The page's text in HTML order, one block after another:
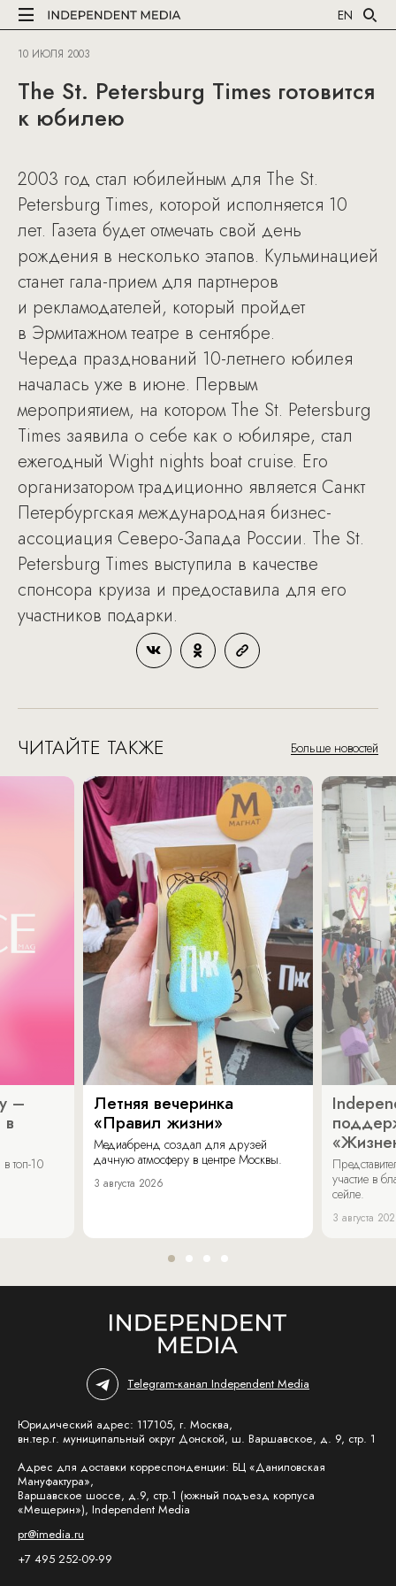
EN
10 ИЮЛЯ 2003
The St. Petersburg Times готовится
к юбилею
2003 год стал юбилейным для The St.
Petersburg Times, которой исполняется 10
лет. Газета будет отмечать свой день
рождения в несколько этапов. Кульминацией
станет гала-прием для партнеров
и рекламодателей, который пройдет
в Эрмитажном театре в сентябре.
Череда празднований 10-летнего юбилея
началась уже в июне. Первым
мероприятием, на котором The St. Petersburg
Times заявила о себе как о юбиляре, стал
ежегодный Wight nights boat cruise. Его
организатором традиционно является Санкт
Петербургская международная бизнес-
ассоциация Северо-Запада России. The St.
Petersburg Times выступила в качестве
спонсора круиза и предоставила для его
участников подарки.
ЧИТАЙТЕ ТАКЖЕ Больше новостей
–
топ-10
Летняя вечеринка
«Правил жизни»
Медиабренд создал для друзей
дачную атмосферу в центре Москвы.
3 августа 2026
участие в
сейле.
3 августа
Telegram-канал Independent Media
Юридический адрес: 117105, г. Москва,
вн.тер.г. муниципальный округ Донской, ш. Варшавское, д. 9, стр. 1
Адрес для доставки корреспонденции: БЦ «Даниловская
Мануфактура»,
Варшавское шоссе, д.9, стр.1 (южный подъезд корпуса
«Мещерин»), Independent Media
pr@imedia.ru
+7 495 252-09-99